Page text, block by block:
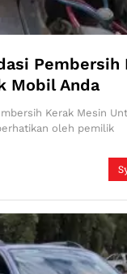
Pembersih
Mobil Anda
Kerak Mesin
oleh pemilik